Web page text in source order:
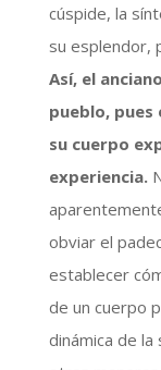
cúspide, la
su esplendor,
Así, el
pueblo, pues
su cuerpo
experiencia.
obviar el
establecer
de un cuerpo
dinámica de